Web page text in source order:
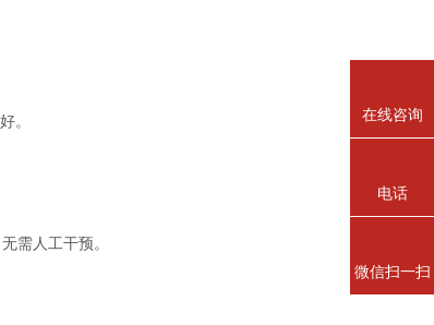
。
需人工干预。
在线咨询
电话
微信扫一扫